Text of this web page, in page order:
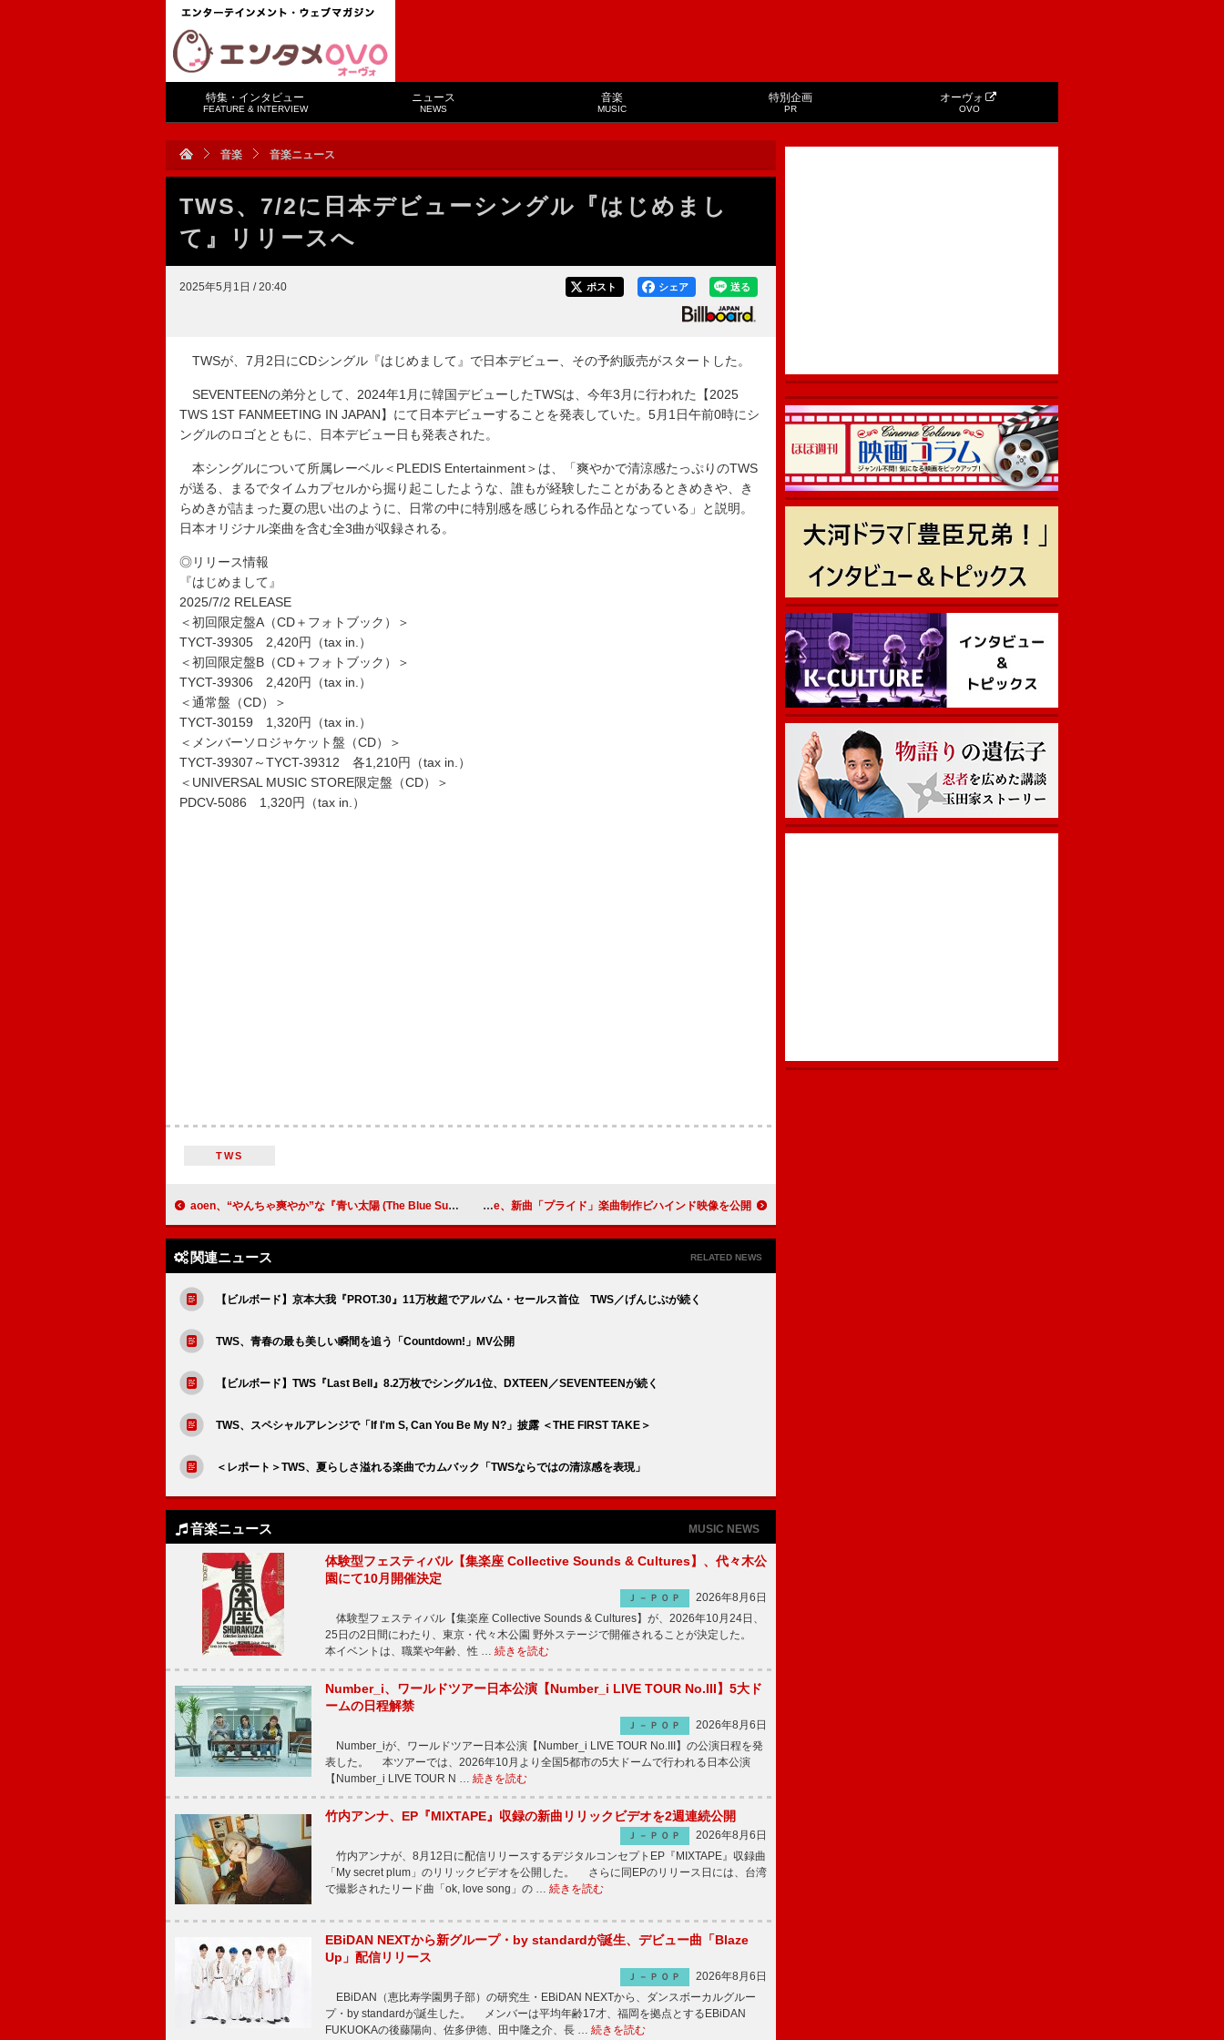
特集・インタビュー
FEATURE & INTERVIEW
ニュース
NEWS
音楽
MUSIC
特別企画
PR
オーヴォ
OVO
音楽 音楽ニュース
TWS、7/2に日本デビューシングル『はじめまし
て』リリースへ
2025年5月1日 / 20:40 送る
シェア
ポスト
TWSが、7月2日にCDシングル『はじめまして』で日本デビュー、その予約販売がスタートした。
SEVENTEENの弟分として、2024年1月に韓国デビューしたTWSは、今年3月に行われた【2025
TWS 1ST FANMEETING IN JAPAN】にて日本デビューすることを発表していた。5月1日午前0時にシ
ングルのロゴとともに、日本デビュー日も発表された。
本シングルについて所属レーベル＜PLEDIS Entertainment＞は、「爽やかで清涼感たっぷりのTWS
が送る、まるでタイムカプセルから掘り起こしたような、誰もが経験したことがあるときめきや、き
らめきが詰まった夏の思い出のように、日常の中に特別感を感じられる作品となっている」と説明。
日本オリジナル楽曲を含む全3曲が収録される。
◎リリース情報
『はじめまして』
2025/7/2 RELEASE
＜初回限定盤A（CD＋フォトブック）＞
TYCT-39305 2,420円（tax in.）
＜初回限定盤B（CD＋フォトブック）＞
TYCT-39306 2,420円（tax in.）
＜通常盤（CD）＞
TYCT-30159 1,320円（tax in.）
＜メンバーソロジャケット盤（CD）＞
TYCT-39307～TYCT-39312 各1,210円（tax in.）
＜UNIVERSAL MUSIC STORE限定盤（CD）＞
PDCV-5086 1,320円（tax in.）
TWS
aoen、“やんちゃ爽やか”な『青い太陽 (The Blue Sun)』コンセプトフォト公開 Novel Core、新曲「プライド」楽曲制作ビハインド映像を公開
関連ニュース RELATED NEWS
【ビルボード】京本大我『PROT.30』11万枚超でアルバム・セールス首位 TWS／げんじぶが続く
TWS、青春の最も美しい瞬間を追う「Countdown!」MV公開
【ビルボード】TWS『Last Bell』8.2万枚でシングル1位、DXTEEN／SEVENTEENが続く
TWS、スペシャルアレンジで「If I'm S, Can You Be My N?」披露 ＜THE FIRST TAKE＞
＜レポート＞TWS、夏らしさ溢れる楽曲でカムバック「TWSならではの清涼感を表現」
音楽ニュース MUSIC NEWS
体験型フェスティバル【集楽座 Collective Sounds & Cultures】、代々木公
園にて10月開催決定
Ｊ－ＰＯＰ
2026年8月6日
体験型フェスティバル【集楽座 Collective Sounds & Cultures】が、2026年10月24日、
25日の2日間にわたり、東京・代々木公園 野外ステージで開催されることが決定した。
本イベントは、職業や年齢、性 … 続きを読む
Number_i、ワールドツアー日本公演【Number_i LIVE TOUR No.III】5大ド
ームの日程解禁
Ｊ－ＰＯＰ
2026年8月6日
Number_iが、ワールドツアー日本公演【Number_i LIVE TOUR No.III】の公演日程を発
表した。 本ツアーでは、2026年10月より全国5都市の5大ドームで行われる日本公演
【Number_i LIVE TOUR N … 続きを読む
竹内アンナ、EP『MIXTAPE』収録の新曲リリックビデオを2週連続公開
Ｊ－ＰＯＰ
2026年8月6日
竹内アンナが、8月12日に配信リリースするデジタルコンセプトEP『MIXTAPE』収録曲
「My secret plum」のリリックビデオを公開した。 さらに同EPのリリース日には、台湾
で撮影されたリード曲「ok, love song」の … 続きを読む
EBiDAN NEXTから新グループ・by standardが誕生、デビュー曲「Blaze
Up」配信リリース
Ｊ－ＰＯＰ
2026年8月6日
EBiDAN（恵比寿学園男子部）の研究生・EBiDAN NEXTから、ダンスボーカルグルー
プ・by standardが誕生した。 メンバーは平均年齢17才、福岡を拠点とするEBiDAN
FUKUOKAの後藤陽向、佐多伊徳、田中隆之介、長 … 続きを読む